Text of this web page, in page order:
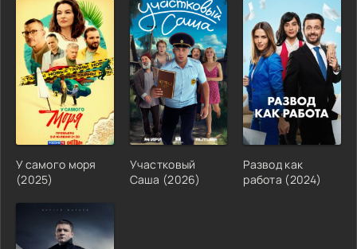
У самого моря
(2025)
Участковый
Саша (2026)
Развод как
работа (2024)